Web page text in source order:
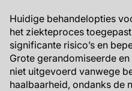
Huidige behandelopties
het ziekteproces
significante risico’s en
Grote gerandomiseerde
niet uitgevoerd vanwege
haalbaarheid, ondanks de